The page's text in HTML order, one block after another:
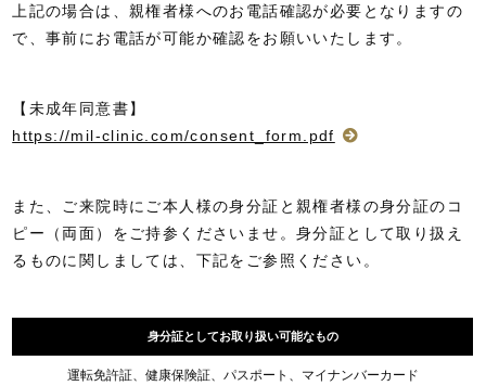
上記の場合は、親権者様へのお電話確認が必要となりますの
で、事前にお電話が可能か確認をお願いいたします。
【未成年同意書】
https://mil-clinic.com/consent_form.pdf
また、ご来院時にご本人様の身分証と親権者様の身分証のコ
ピー（両面）をご持参くださいませ。身分証として取り扱え
るものに関しましては、下記をご参照ください。
身分証としてお取り扱い可能なもの
運転免許証、健康保険証、パスポート、マイナンバーカード